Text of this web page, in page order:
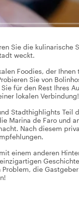
Sie die kulinarische
weckt.
Foodies, der
Sie von
für den Rest Ihres
lokalen Verbindung!
Stadthighlights Teil
Marina de Faro und
Nach diesem
einem anderen
die